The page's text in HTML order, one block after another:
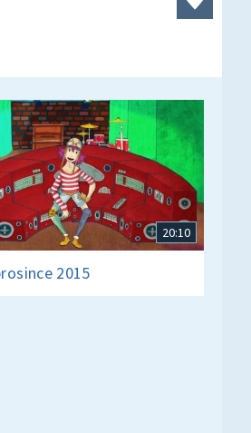
20:10
2015